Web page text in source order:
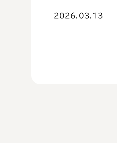
2026.03.13